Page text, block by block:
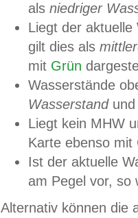
als niedriger
Liegt der
gilt dies als
mit Grün
Wasserstände
Wasserstandund
Liegt kein MHW
Karte ebenso mit
Ist der aktuelle
am Pegel vor,
Alternativ können die